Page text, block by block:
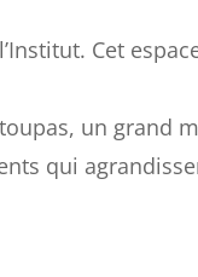
Cet
un grand
qui